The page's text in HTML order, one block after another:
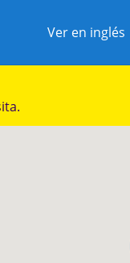
Ver en inglés